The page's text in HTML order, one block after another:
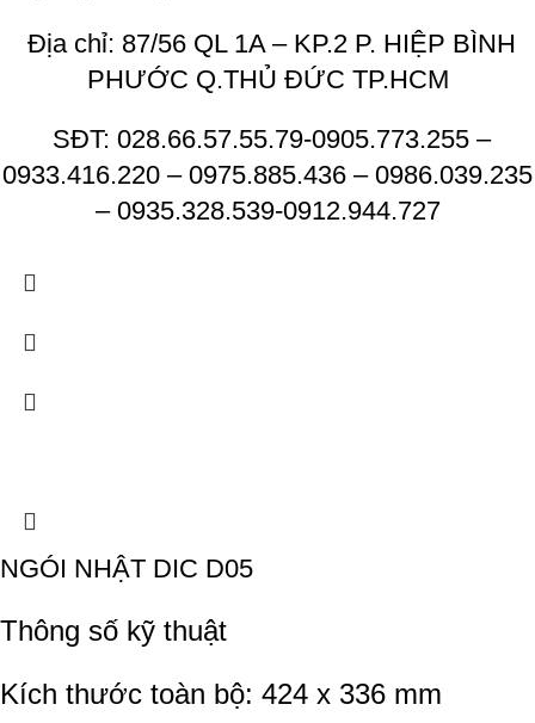
Địa chỉ: 87/56 QL 1A – KP.2 P. HIỆP BÌNH
PHƯỚC Q.THỦ ĐỨC TP.HCM
SĐT: 028.66.57.55.79-0905.773.255 –
0933.416.220 – 0975.885.436 – 0986.039.235
– 0935.328.539-0912.944.727
NGÓI NHẬT DIC D05
Thông số kỹ thuật
Kích thước toàn bộ: 424 x 336 mm